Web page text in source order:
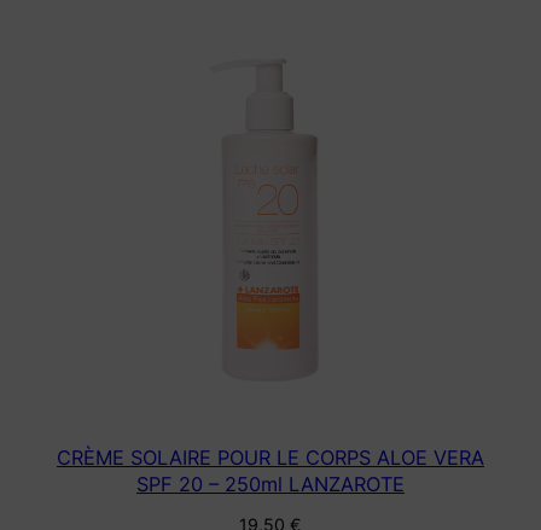
CRÈME SOLAIRE POUR LE CORPS ALOE VERA
SPF 20 – 250ml LANZAROTE
19,50 €